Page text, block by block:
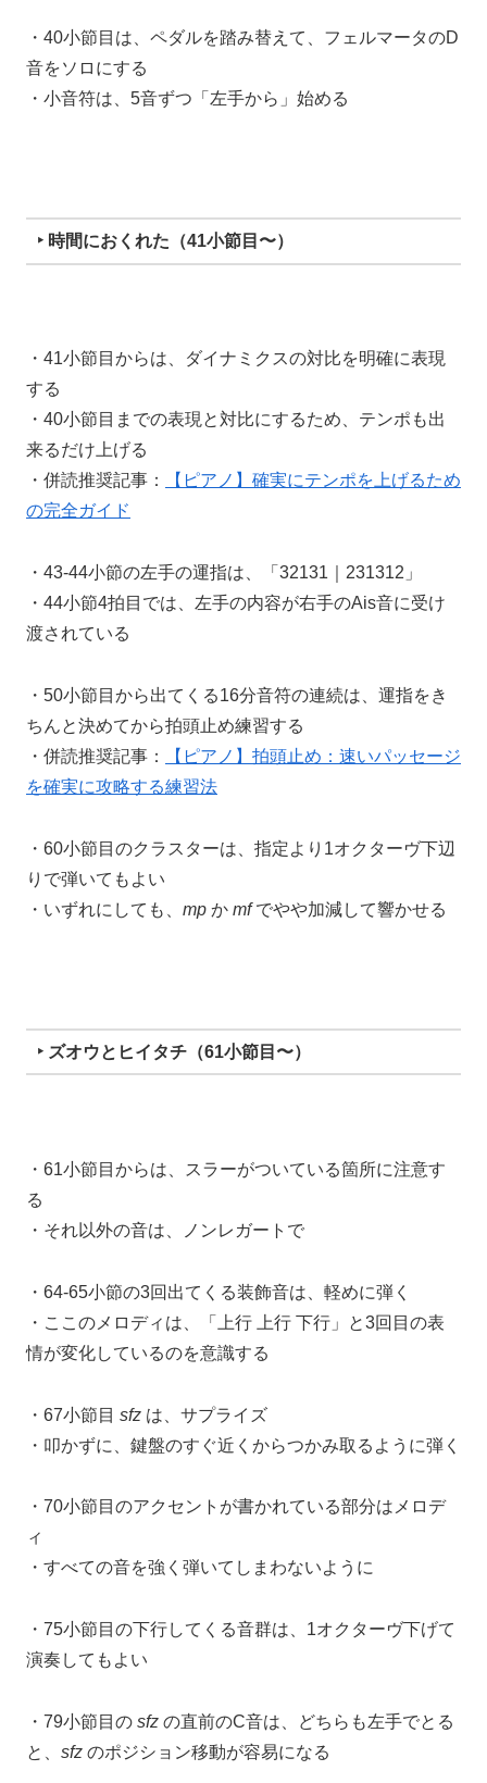
・40小節目は、ペダルを踏み替えて、フェルマータのD
音をソロにする
・小音符は、5音ずつ「左手から」始める
‣ 時間におくれた（41小節目〜）
・41小節目からは、ダイナミクスの対比を明確に表現
する
・40小節目までの表現と対比にするため、テンポも出
来るだけ上げる
・併読推奨記事：
【ピアノ】確実にテンポを上げるため
の完全ガイド
・43-44小節の左手の運指は、「32131｜231312」
・44小節4拍目では、左手の内容が右手のAis音に受け
渡されている
・50小節目から出てくる16分音符の連続は、運指をき
ちんと決めてから拍頭止め練習する
・併読推奨記事：
【ピアノ】拍頭止め：速いパッセージ
を確実に攻略する練習法
・60小節目のクラスターは、指定より1オクターヴ下辺
りで弾いてもよい
・いずれにしても、 mp か mfでやや加減して響かせる
‣ ズオウとヒイタチ（61小節目〜）
・61小節目からは、スラーがついている箇所に注意す
る
・それ以外の音は、ノンレガートで
・64-65小節の3回出てくる装飾音は、軽めに弾く
・ここのメロディは、「上行 上行 下行」と3回目の表
情が変化しているのを意識する
・67小節目 sfz は、サプライズ
・叩かずに、鍵盤のすぐ近くからつかみ取るように弾く
・70小節目のアクセントが書かれている部分はメロデ
ィ
・すべての音を強く弾いてしまわないように
・75小節目の下行してくる音群は、1オクターヴ下げて
演奏してもよい
・79小節目の sfz の直前のC音は、どちらも左手でとる
と、 sfz のポジション移動が容易になる